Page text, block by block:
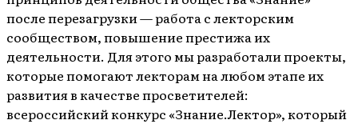
после перезагрузки — работа с лекторским
сообществом, повышение престижа их
деятельности. Для этого мы разработали проекты,
которые помогают лекторам на любом этапе их
развития в качестве просветителей:
всероссийский конкурс «Знание.Лектор», который